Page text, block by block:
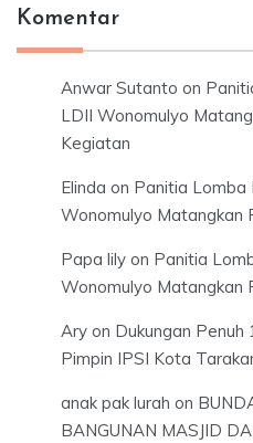
Komentar
Anwar Sutanto on
LDII Wonomulyo
Kegiatan
Elinda on Panitia Lomba
Wonomulyo Matangkan
Papa lily on Panitia
Wonomulyo Matangkan
Ary on Dukungan Penuh
Pimpin IPSI Kota
anak pak lurah on
BANGUNAN MASJID